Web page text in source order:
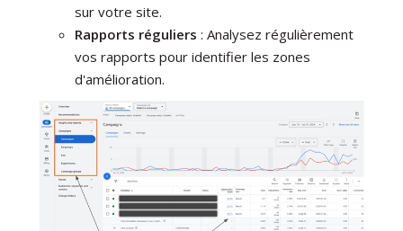
sur votre site.
Rapports réguliers : Analysez régulièrement
vos rapports pour identifier les zones
d'amélioration.